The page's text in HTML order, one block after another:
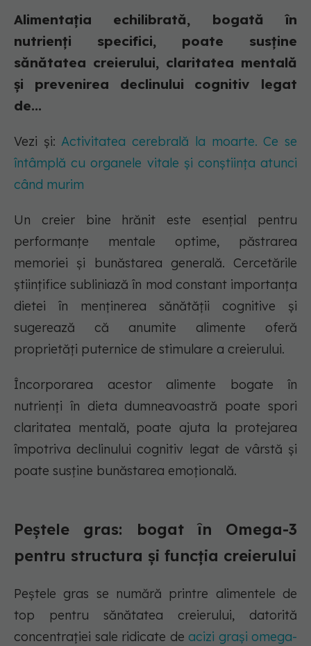
Alimentația echilibrată, bogată în
nutrienți specifici, poate susține
sănătatea creierului, claritatea mentală
și prevenirea declinului cognitiv legat
de...
Vezi și:Activitatea cerebrală la moarte. Ce se
întâmplă cu organele vitale și conștiința atunci
când murim
Un creier bine hrănit este esențial pentru
performanțe mentale optime, păstrarea
memoriei și bunăstarea generală. Cercetările
științifice subliniază în mod constant importanța
dietei în menținerea sănătății cognitive și
sugerează că anumite alimente oferă
proprietăți puternice de stimulare a creierului.
Încorporarea acestor alimente bogate în
nutrienți în dieta dumneavoastră poate spori
claritatea mentală, poate ajuta la protejarea
împotriva declinului cognitiv legat de vârstă și
poate susține bunăstarea emoțională.
Peștele gras: bogat în Omega-3
pentru structura și funcția creierului
Peștele gras se numără printre alimentele de
top pentru sănătatea creierului, datorită
concentrației sale ridicate de acizi grași omega-